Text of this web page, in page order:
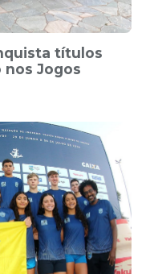
títulos
Jogos